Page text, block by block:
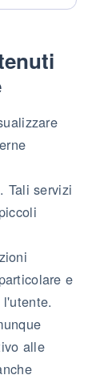
Tali servizi
e
alle